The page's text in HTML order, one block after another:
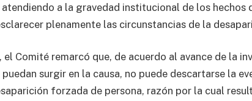
a la gravedad institucional de los hechos
plenamente las circunstancias de la
el Comité remarcó que, de acuerdo al avance de la
surgir en la causa, no puede descartarse la
forzada de persona, razón por la cual